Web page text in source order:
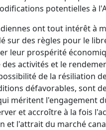
potentielles à
ont tout intérêt à
sur des règles pour le
leur prospérité
activités et le
de la résiliation
défavorables, sont
méritent l'engagement
et accroître à la fois
et l'attrait du marché